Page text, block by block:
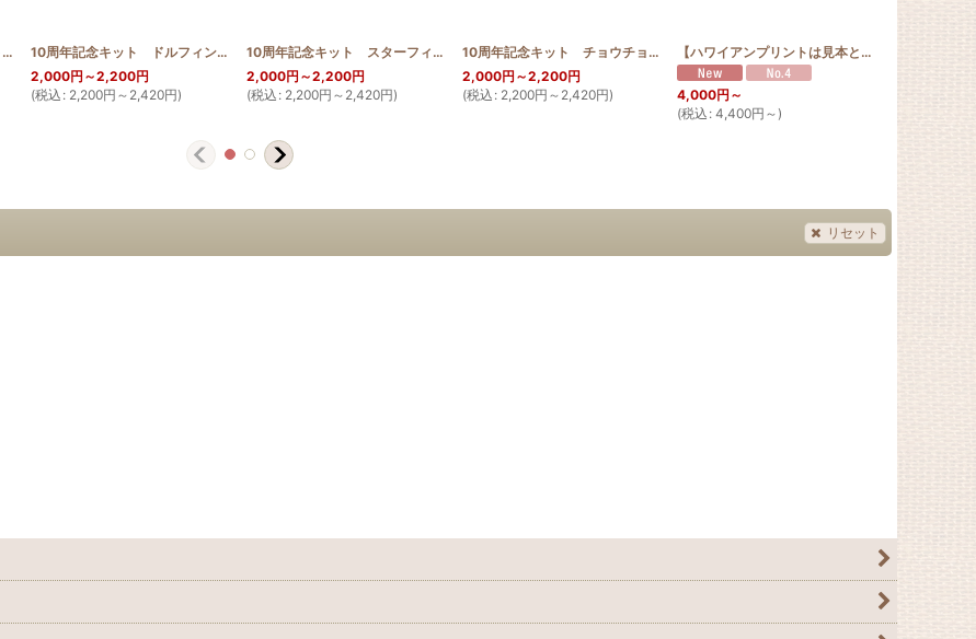
[HQ_ST_BAG_JIN_GUNJYO_Limited]
10周年記念キット タツノオトシゴ 30cm [10th_seahorse]
10周年記念キット ドルフィン 30cm [10th_dol]
2,000円 ～2,200円
(税込 : 2,200円 ～2,420円)
10周年記念キット スターフィッシュ 30cm [10th_starfish]
2,000円 ～2,200円
(税込 : 2,200円 ～2,420円)
10周年記念キット チョウチョウウオ 30cm [10th_tobi]
2,000円 ～2,200円
(税込 : 2,200円 ～2,420円)
【ハワイアンプリントは見本と同じ色合い限定】お散歩 サコッシュ ジンベエザメ ミズイロむら
4,000円 ～
(税込 : 4,400円 ～)
リセット